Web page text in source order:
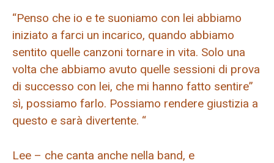
“Penso che io e te suoniamo con lei abbiamo
iniziato a farci un incarico, quando abbiamo
sentito quelle canzoni tornare in vita. Solo una
volta che abbiamo avuto quelle sessioni di prova
di successo con lei, che mi hanno fatto sentire”
sì, possiamo farlo. Possiamo rendere giustizia a
questo e sarà divertente. “
Lee – che canta anche nella band, e